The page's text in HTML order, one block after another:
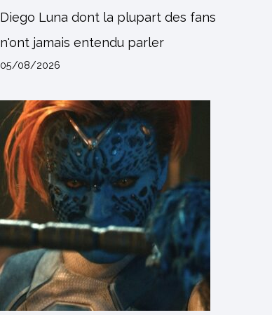
Diego Luna dont la plupart des fans
n'ont jamais entendu parler
05/08/2026